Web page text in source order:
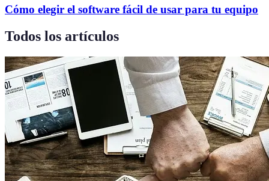
Cómo elegir el software fácil de usar para tu equipo
Todos los artículos